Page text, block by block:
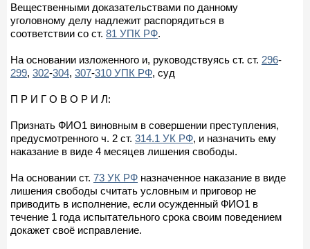
Вещественными доказательствами по данному
уголовному делу надлежит распорядиться в
соответствии со ст. 81 УПК РФ.
На основании изложенного и, руководствуясь ст. ст. 296-
299, 302-304, 307-310 УПК РФ, суд
П Р И Г О В О Р И Л:
Признать ФИО1 виновным в совершении преступления,
предусмотренного ч. 2 ст. 314.1 УК РФ, и назначить ему
наказание в виде 4 месяцев лишения свободы.
На основании ст. 73 УК РФ назначенное наказание в виде
лишения свободы считать условным и приговор не
приводить в исполнение, если осужденный ФИО1 в
течение 1 года испытательного срока своим поведением
докажет своё исправление.